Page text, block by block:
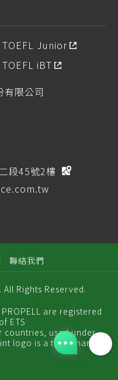
TOEFL Junior
TOEFL iBT
有限公司
段45號2樓
聯絡我們
All Rights Reserved.
PROPELL are registered
ETS
countries, used under
logo is a trademark of